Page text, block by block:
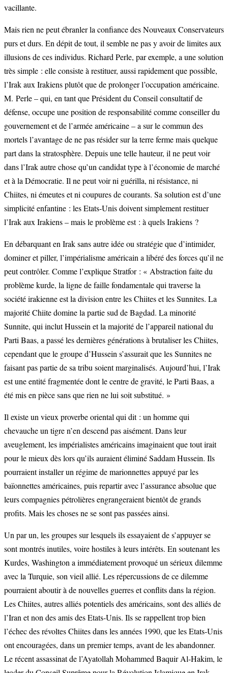
vacillante.
Mais rien ne peut ébranler la confiance des Nouveaux Conservateurs
purs et durs. En dépit de tout, il semble ne pas y avoir de limites aux
illusions de ces individus. Richard Perle, par exemple, a une solution
très simple : elle consiste à restituer, aussi rapidement que possible,
l’Irak aux Irakiens plutôt que de prolonger l’occupation américaine.
M. Perle – qui, en tant que Président du Conseil consultatif de
défense, occupe une position de responsabilité comme conseiller du
gouvernement et de l’armée américaine – a sur le commun des
mortels l’avantage de ne pas résider sur la terre ferme mais quelque
part dans la stratosphère. Depuis une telle hauteur, il ne peut voir
dans l’Irak autre chose qu’un candidat type à l’économie de marché
et à la Démocratie. Il ne peut voir ni guérilla, ni résistance, ni
Chiites, ni émeutes et ni coupures de courants. Sa solution est d’une
simplicité enfantine : les Etats-Unis doivent simplement restituer
l’Irak aux Irakiens – mais le problème est : à quels Irakiens ?
En débarquant en Irak sans autre idée ou stratégie que d’intimider,
dominer et piller, l’impérialisme américain a libéré des forces qu’il ne
peut contrôler. Comme l’explique Stratfor : « Abstraction faite du
problème kurde, la ligne de faille fondamentale qui traverse la
société irakienne est la division entre les Chiites et les Sunnites. La
majorité Chiite domine la partie sud de Bagdad. La minorité
Sunnite, qui inclut Hussein et la majorité de l’appareil national du
Parti Baas, a passé les dernières générations à brutaliser les Chiites,
cependant que le groupe d’Hussein s’assurait que les Sunnites ne
faisant pas partie de sa tribu soient marginalisés. Aujourd’hui, l’Irak
est une entité fragmentée dont le centre de gravité, le Parti Baas, a
été mis en pièce sans que rien ne lui soit substitué. »
Il existe un vieux proverbe oriental qui dit : un homme qui
chevauche un tigre n’en descend pas aisément. Dans leur
aveuglement, les impérialistes américains imaginaient que tout irait
pour le mieux dès lors qu’ils auraient éliminé Saddam Hussein. Ils
pourraient installer un régime de marionnettes appuyé par les
baïonnettes américaines, puis repartir avec l’assurance absolue que
leurs compagnies pétrolières engrangeraient bientôt de grands
profits. Mais les choses ne se sont pas passées ainsi.
Un par un, les groupes sur lesquels ils essayaient de s’appuyer se
sont montrés inutiles, voire hostiles à leurs intérêts. En soutenant les
Kurdes, Washington a immédiatement provoqué un sérieux dilemme
avec la Turquie, son vieil allié. Les répercussions de ce dilemme
pourraient aboutir à de nouvelles guerres et conflits dans la région.
Les Chiites, autres alliés potentiels des américains, sont des alliés de
l’Iran et non des amis des Etats-Unis. Ils se rappellent trop bien
l’échec des révoltes Chiites dans les années 1990, que les Etats-Unis
ont encouragées, dans un premier temps, avant de les abandonner.
Le récent assassinat de l’Ayatollah Mohammed Baquir Al-Hakim, le